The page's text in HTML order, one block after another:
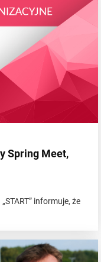
Spring Meet,
informuje, że